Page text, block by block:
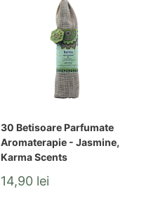
30 Betisoare Parfumate
Aromaterapie - Jasmine,
Karma Scents
Pret
redus
14,90 lei